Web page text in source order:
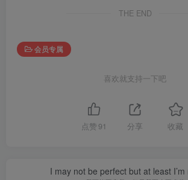
THE END
会员专属
喜欢就支持一下吧
点赞 91 分享 收藏
I may not be perfect but at least I’m